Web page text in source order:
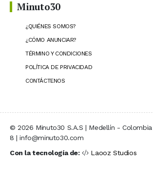
Minuto30
¿QUIÉNES SOMOS?
¿CÓMO ANUNCIAR?
TÉRMINO Y CONDICIONES
POLÍTICA DE PRIVACIDAD
CONTÁCTENOS
© 2026 Minuto30 S.A.S | Medellín -
8 | info@minuto30.com
Con la tecnología de:
Laooz Studios